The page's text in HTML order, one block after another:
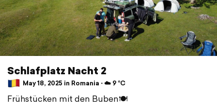
Schlafplatz Nacht 2
May 18, 2025 in Romania ⋅ ☁️ 9 °C
Frühstücken mit den Buben🍽️